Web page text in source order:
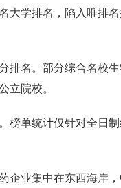
大学排名，陷入唯排
排名。部分综合名校
立院校。
榜单统计仅针对全日
企业集中在东西海岸